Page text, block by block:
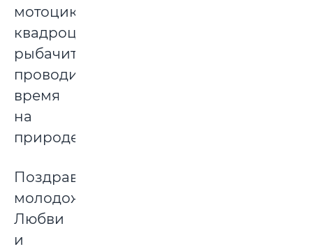
мотоциклах,
квадроциклах,
рыбачить,
проводить
время
на
природе.
Поздравляем
молодоженов!
Любви
и